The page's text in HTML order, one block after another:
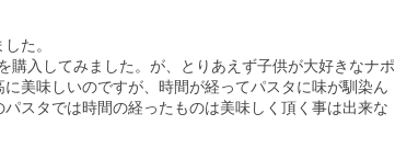
た。
入してみました。が、とりあえず子供が大好きなナポ
美味しいのですが、時間が経ってパスタに味が馴染ん
スタでは時間の経ったものは美味しく頂く事は出来な